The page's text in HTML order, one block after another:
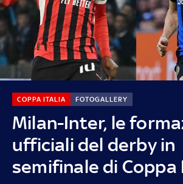
Milan-Inter, le
ufficiali del derby in
semifinale di Coppa
COPPA ITALIA FOTOGALLERY